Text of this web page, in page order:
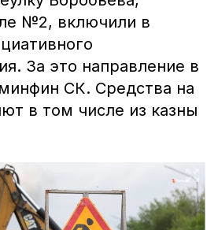
№2, включили в
За это направление в
СК. Средства на
в том числе из казны